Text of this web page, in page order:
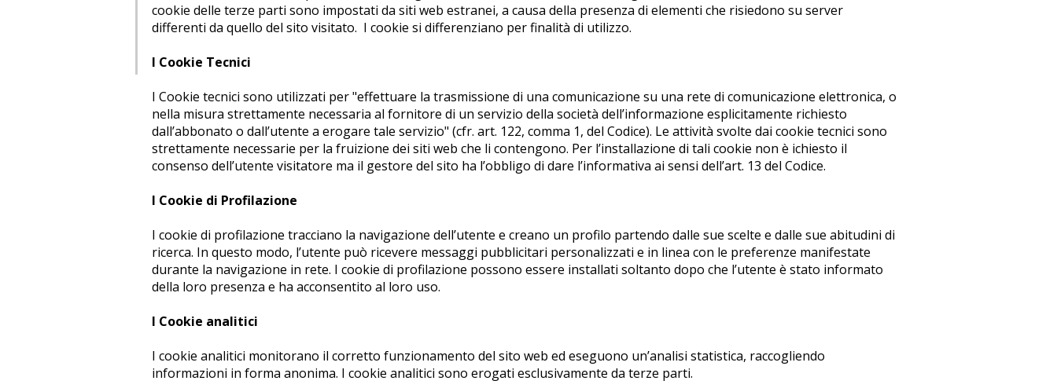
cookie delle terze parti sono impostati da siti web estranei, a causa della presenza di elementi che risiedono su server
differenti da quello del sito visitato. I cookie si differenziano per finalità di utilizzo.
I Cookie Tecnici
I Cookie tecnici sono utilizzati per "effettuare la trasmissione di una comunicazione su una rete di comunicazione elettronica, o
nella misura strettamente necessaria al fornitore di un servizio della società dell’informazione esplicitamente richiesto
dall’abbonato o dall’utente a erogare tale servizio" (cfr. art. 122, comma 1, del Codice). Le attività svolte dai cookie tecnici sono
strettamente necessarie per la fruizione dei siti web che li contengono. Per l’installazione di tali cookie non è ichiesto il
consenso dell’utente visitatore ma il gestore del sito ha l’obbligo di dare l’informativa ai sensi dell’art. 13 del Codice.
I Cookie di Profilazione
I cookie di profilazione tracciano la navigazione dell’utente e creano un profilo partendo dalle sue scelte e dalle sue abitudini di
ricerca. In questo modo, l’utente può ricevere messaggi pubblicitari personalizzati e in linea con le preferenze manifestate
durante la navigazione in rete. I cookie di profilazione possono essere installati soltanto dopo che l’utente è stato informato
della loro presenza e ha acconsentito al loro uso.
I Cookie analitici
I cookie analitici monitorano il corretto funzionamento del sito web ed eseguono un’analisi statistica, raccogliendo
informazioni in forma anonima. I cookie analitici sono erogati esclusivamente da terze parti.